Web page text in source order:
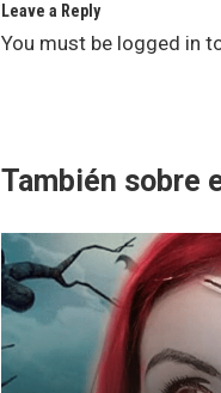
Leave a Reply
You must be logged in
También sobre